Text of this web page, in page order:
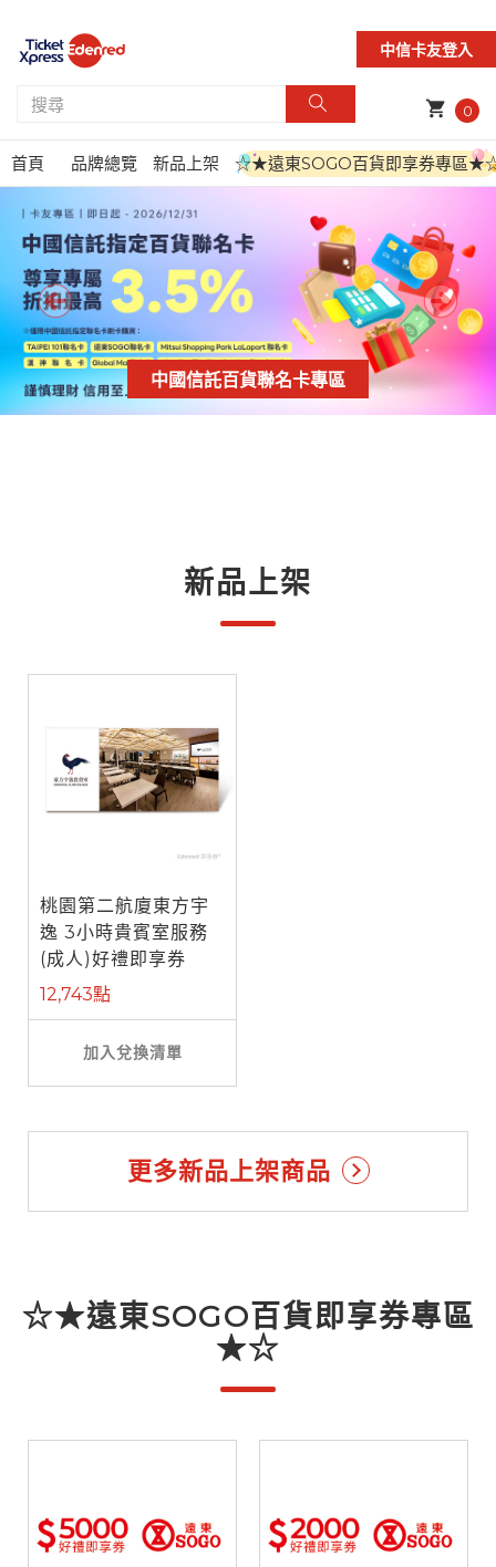
中信卡友登入
shopping_cart 0
首頁 品牌總覽 新品上架 ☆★遠東SOGO百貨即享券專區
中國信託百貨聯名卡專區
新品上架
桃園第二航廈東方宇
逸 3小時貴賓室服務
(成人)好禮即享券
12,743點
加入兌換清單
更多新品上架商品
☆★遠東SOGO百貨即享券專區
★☆